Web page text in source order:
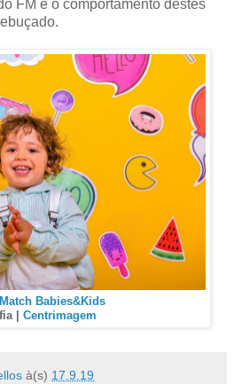
FM e o comportamento destes
Match Babies&Kids
| Centrimagem
à(s) 17.9.19